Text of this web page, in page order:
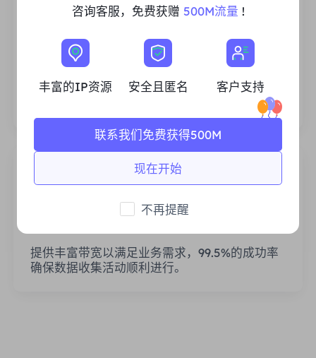
丰富的住宅IP资源
不断努力扩大现有的代理池，以满足每一个客户
提供丰富带宽以满足业务需求，99.5%的成功率
确保数据收集活动顺利进行。
咨询客服，免费获赠 500M流量 !
丰富的IP资源 安全且匿名 客户支持
现在开始
联系我们免费获得500M
不再提醒